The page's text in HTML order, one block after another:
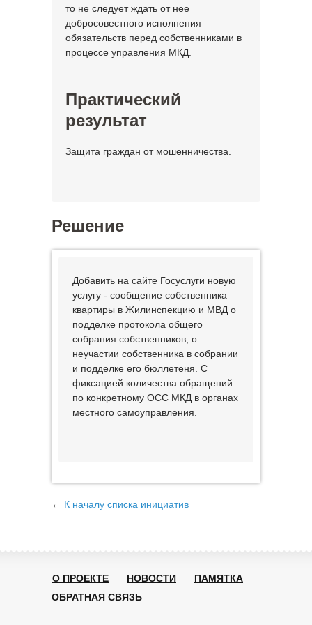
то не следует ждать от нее
добросовестного исполнения
обязательств перед собственниками в
процессе управления МКД.
Практический
результат
Защита граждан от мошенничества.
Решение
Добавить на сайте Госуслуги новую
услугу - сообщение собственника
квартиры в Жилинспекцию и МВД о
подделке протокола общего
собрания собственников, о
неучастии собственника в собрании
и подделке его бюллетеня. С
фиксацией количества обращений
по конкретному ОСС МКД в органах
местного самоуправления.
← К началу списка инициатив
О ПРОЕКТЕ НОВОСТИ
ПАМЯТКА
ОБРАТНАЯ СВЯЗЬ